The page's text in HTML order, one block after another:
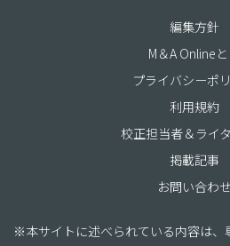
編集方針
M＆A Online
プライバシーポ
利用規約
校正担当者＆ライ
掲載記事
お問い合わせ
※本サイトに述べられている内容は、